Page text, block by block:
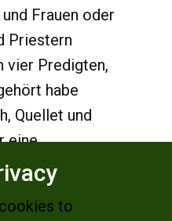
Frauen oder
Priestern
vier Predigten,
habe
Quellet und
eine
die von
die frei
to